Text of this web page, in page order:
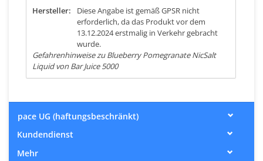
Hersteller:
Diese Angabe ist gemäß GPSR nicht
erforderlich, da das Produkt vor dem
13.12.2024 erstmalig in Verkehr gebracht
wurde.
Gefahrenhinweise zu Blueberry Pomegranate NicSalt
Liquid von Bar Juice 5000
pace UG (haftungsbeschränkt)
Kundendienst
Mehr